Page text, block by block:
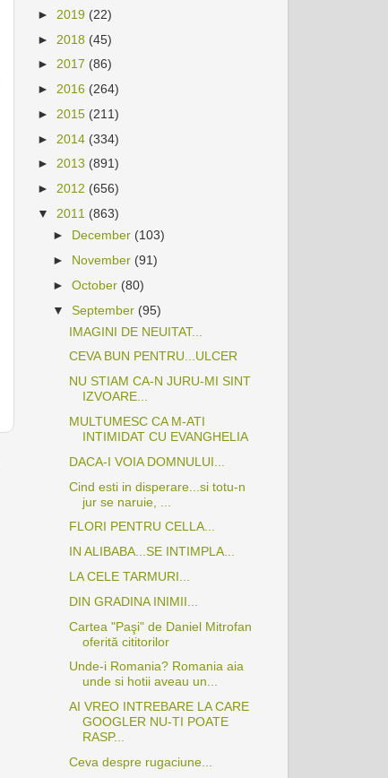
► 2019 (22)
► 2018 (45)
► 2017 (86)
► 2016 (264)
► 2015 (211)
► 2014 (334)
► 2013 (891)
► 2012 (656)
▼ 2011 (863)
► December (103)
► November (91)
►October (80)
▼September (95)
IMAGINI DE NEUITAT...
CEVA BUN PENTRU...ULCER
NU STIAM CA-N JURU-MI SINT
IZVOARE...
MULTUMESC CA M-ATI
INTIMIDAT CU EVANGHELIA
DACA-I VOIA DOMNULUI...
Cind esti in disperare...si totu-n
jur se naruie, ...
FLORI PENTRU CELLA...
IN ALIBABA...SE INTIMPLA...
LA CELE TARMURI...
DIN GRADINA INIMII...
Cartea "Paşi" de Daniel Mitrofan
oferită cititorilor
Unde-i Romania? Romania aia
unde si hotii aveau un...
AI VREO INTREBARE LA CARE
GOOGLER NU-TI POATE
RASP...
Ceva despre rugaciune...